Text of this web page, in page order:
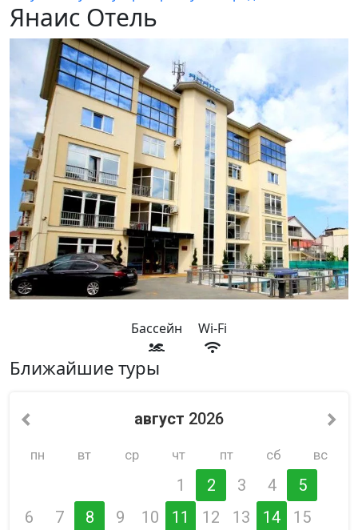
Янаис Отель
Бассейн Wi-Fi
Ближайшие туры
август 2026
пн вт ср чт пт сб вс
1 2 3 4
5
6
7 8 9 10 11 12 13 14 15